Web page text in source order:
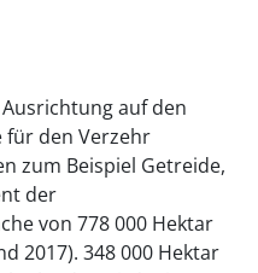
auf den
für den Verzehr
zum Beispiel Getreide,
der
von 778 000 Hektar
2017). 348 000 Hektar